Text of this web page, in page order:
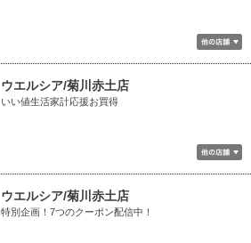
ウエルシア/菊川赤土店
いい値生活家計応援お買得
ウエルシア/菊川赤土店
特別企画！7つのクーポン配信中！